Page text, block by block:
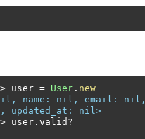
> user = User . new
name: nil, email: nil,
updated_at: nil>
> user . valid ?